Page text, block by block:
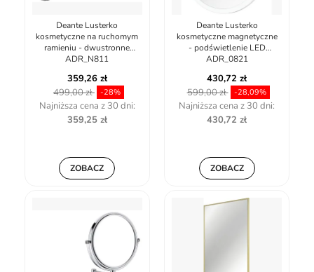
Deante Lusterko
kosmetyczne na ruchomym
ramieniu - dwustronne
ADR_N811
359,26 zł
499,00 zł
-28%
Najniższa cena z 30 dni:
359,25 zł
ZOBACZ
Deante Lusterko
kosmetyczne magnetyczne
- podświetlenie LED
ADR_0821
430,72 zł
599,00 zł
-28,09%
Najniższa cena z 30 dni:
430,72 zł
ZOBACZ